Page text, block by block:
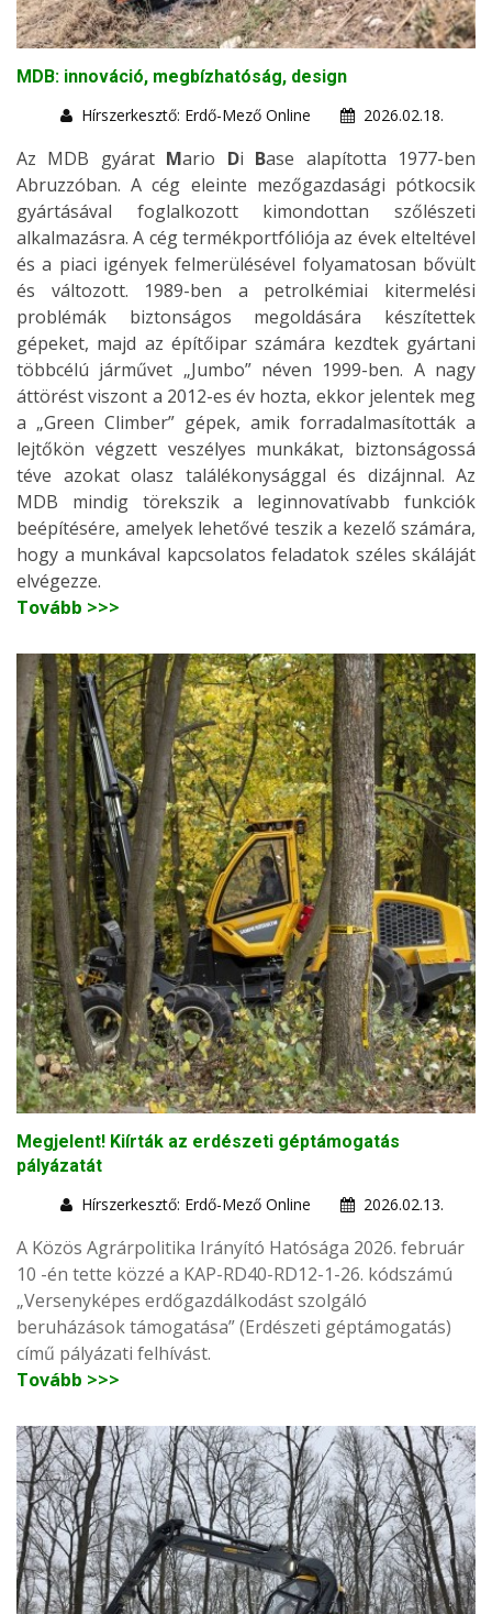
MDB: innováció, megbízhatóság, design
Hírszerkesztő: Erdő-Mező Online
2026.02.18.
Az MDB gyárat Mario Di Base alapította 1977-ben
Abruzzóban. A cég eleinte mezőgazdasági pótkocsik
gyártásával foglalkozott kimondottan szőlészeti
alkalmazásra. A cég termékportfóliója az évek elteltével
és a piaci igények felmerülésével folyamatosan bővült
és változott. 1989-ben a petrolkémiai kitermelési
problémák biztonságos megoldására készítettek
gépeket, majd az építőipar számára kezdtek gyártani
többcélú járművet „Jumbo” néven 1999-ben. A nagy
áttörést viszont a 2012-es év hozta, ekkor jelentek meg
a „Green Climber” gépek, amik forradalmasították a
lejtőkön végzett veszélyes munkákat, biztonságossá
téve azokat olasz találékonysággal és dizájnnal. Az
MDB mindig törekszik a leginnovatívabb funkciók
beépítésére, amelyek lehetővé teszik a kezelő számára,
hogy a munkával kapcsolatos feladatok széles skáláját
elvégezze.
Tovább >>>
Megjelent! Kiírták az erdészeti géptámogatás
pályázatát
Hírszerkesztő: Erdő-Mező Online
2026.02.13.
A Közös Agrárpolitika Irányító Hatósága 2026. február
10 -én tette közzé a KAP-RD40-RD12-1-26. kódszámú
„Versenyképes erdőgazdálkodást szolgáló
beruházások támogatása” (Erdészeti géptámogatás)
című pályázati felhívást.
Tovább >>>